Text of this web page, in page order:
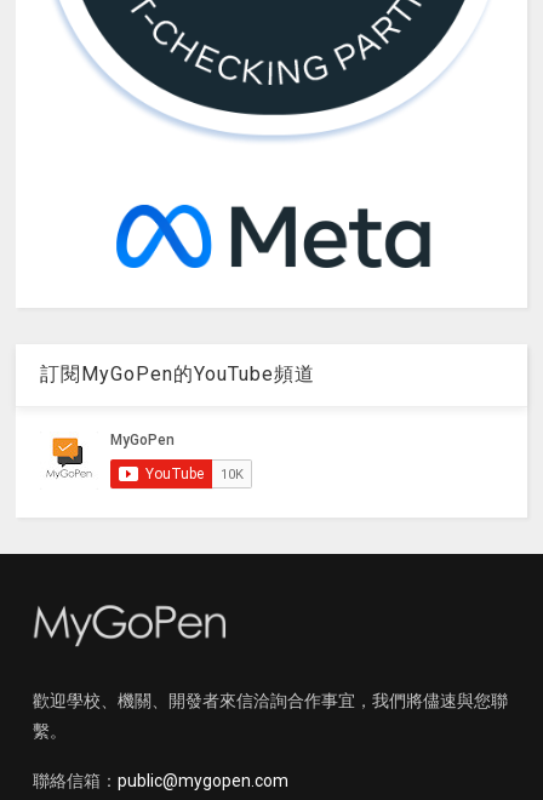
訂閱MyGoPen的YouTube頻道
歡迎學校、機關、開發者來信洽詢合作事宜，我們將儘速與您聯
繫。
聯絡信箱： public@mygopen.com